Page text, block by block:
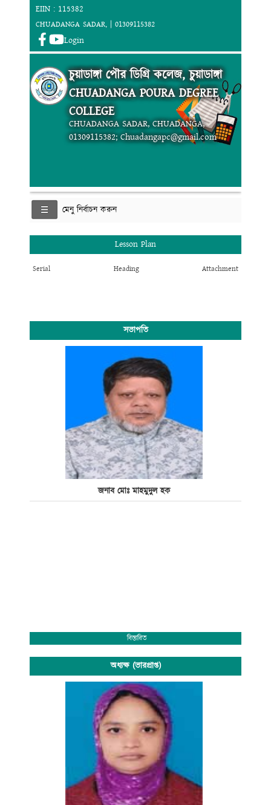
EIIN : 115382
CHUADANGA SADAR, | 01309115382
Login
চুয়াডাঙ্গা পৌর ডিগ্রি কলেজ, চুয়াডাঙ্গা
CHUADANGA POURA DEGREE
COLLEGE
CHUADANGA SADAR, CHUADANGA,
01309115382; Chuadangapc@gmail.com
মেনু নির্বাচন করুন
Lesson Plan
Serial Heading Attachment
সভাপতি
জনাব মোঃ মাহমুদুল হক
বিস্তারিত
অধ্যক্ষ (ভারপ্রাপ্ত)